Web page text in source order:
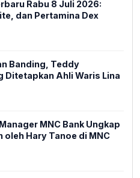
Rabu 8 Juli 2026:
dan Pertamina Dex
Banding, Teddy
Ditetapkan Ahli Waris Lina
MNC Bank Ungkap
oleh Hary Tanoe di MNC